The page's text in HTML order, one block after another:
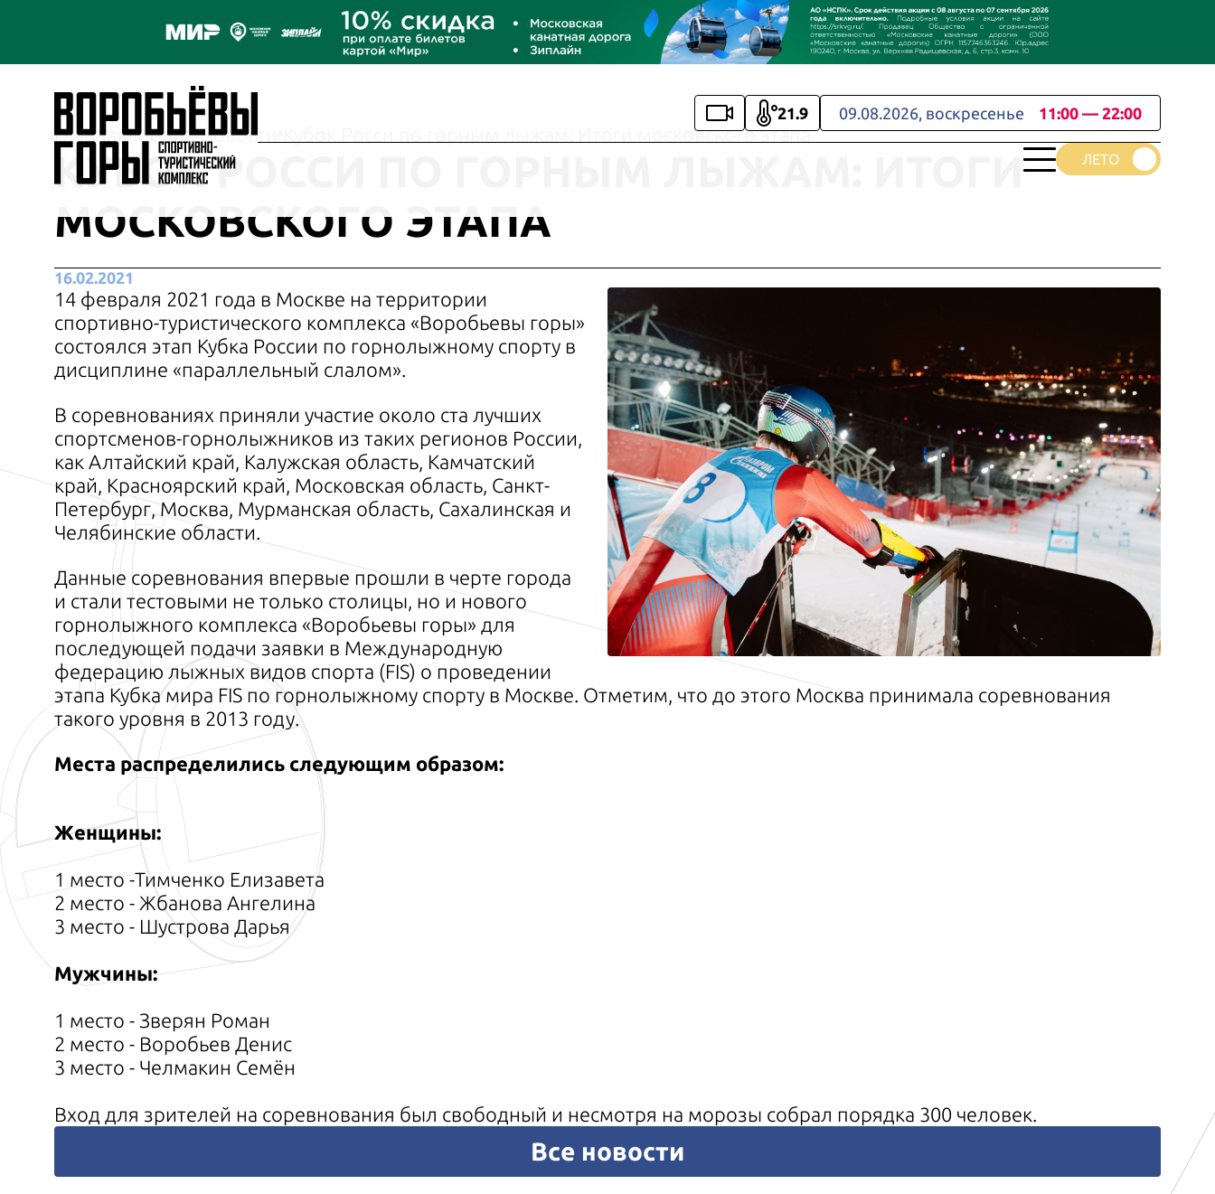
21.9 09.08.2026, воскресенье 11:00 — 22:00
Главная Медиа Новости Кубок Росси по горным лыжам: Итоги московского этапа
КУБОК РОССИ ПО ГОРНЫМ ЛЫЖАМ: ИТОГИ
МОСКОВСКОГО ЭТАПА
16.02.2021
14 февраля 2021 года в Москве на территории
спортивно-туристического комплекса «Воробьевы горы»
состоялся этап Кубка России по горнолыжному спорту в
дисциплине «параллельный слалом».
В соревнованиях приняли участие около ста лучших
спортсменов-горнолыжников из таких регионов России,
как Алтайский край, Калужская область, Камчатский
край, Красноярский край, Московская область, Санкт-
Петербург, Москва, Мурманская область, Сахалинская и
Челябинские области.
Данные соревнования впервые прошли в черте города
и стали тестовыми не только столицы, но и нового
горнолыжного комплекса «Воробьевы горы» для
последующей подачи заявки в Международную
федерацию лыжных видов спорта (FIS) о проведении
этапа Кубка мира FIS по горнолыжному спорту в Москве. Отметим, что до этого Москва принимала соревнования
такого уровня в 2013 году.
Места распределились следующим образом:
Женщины:
1 место -Тимченко Елизавета
2 место - Жбанова Ангелина
3 место - Шустрова Дарья
Мужчины:
1 место - Зверян Роман
2 место - Воробьев Денис
3 место - Челмакин Семён
Вход для зрителей на соревнования был свободный и несмотря на морозы собрал порядка 300 человек.
Все новости